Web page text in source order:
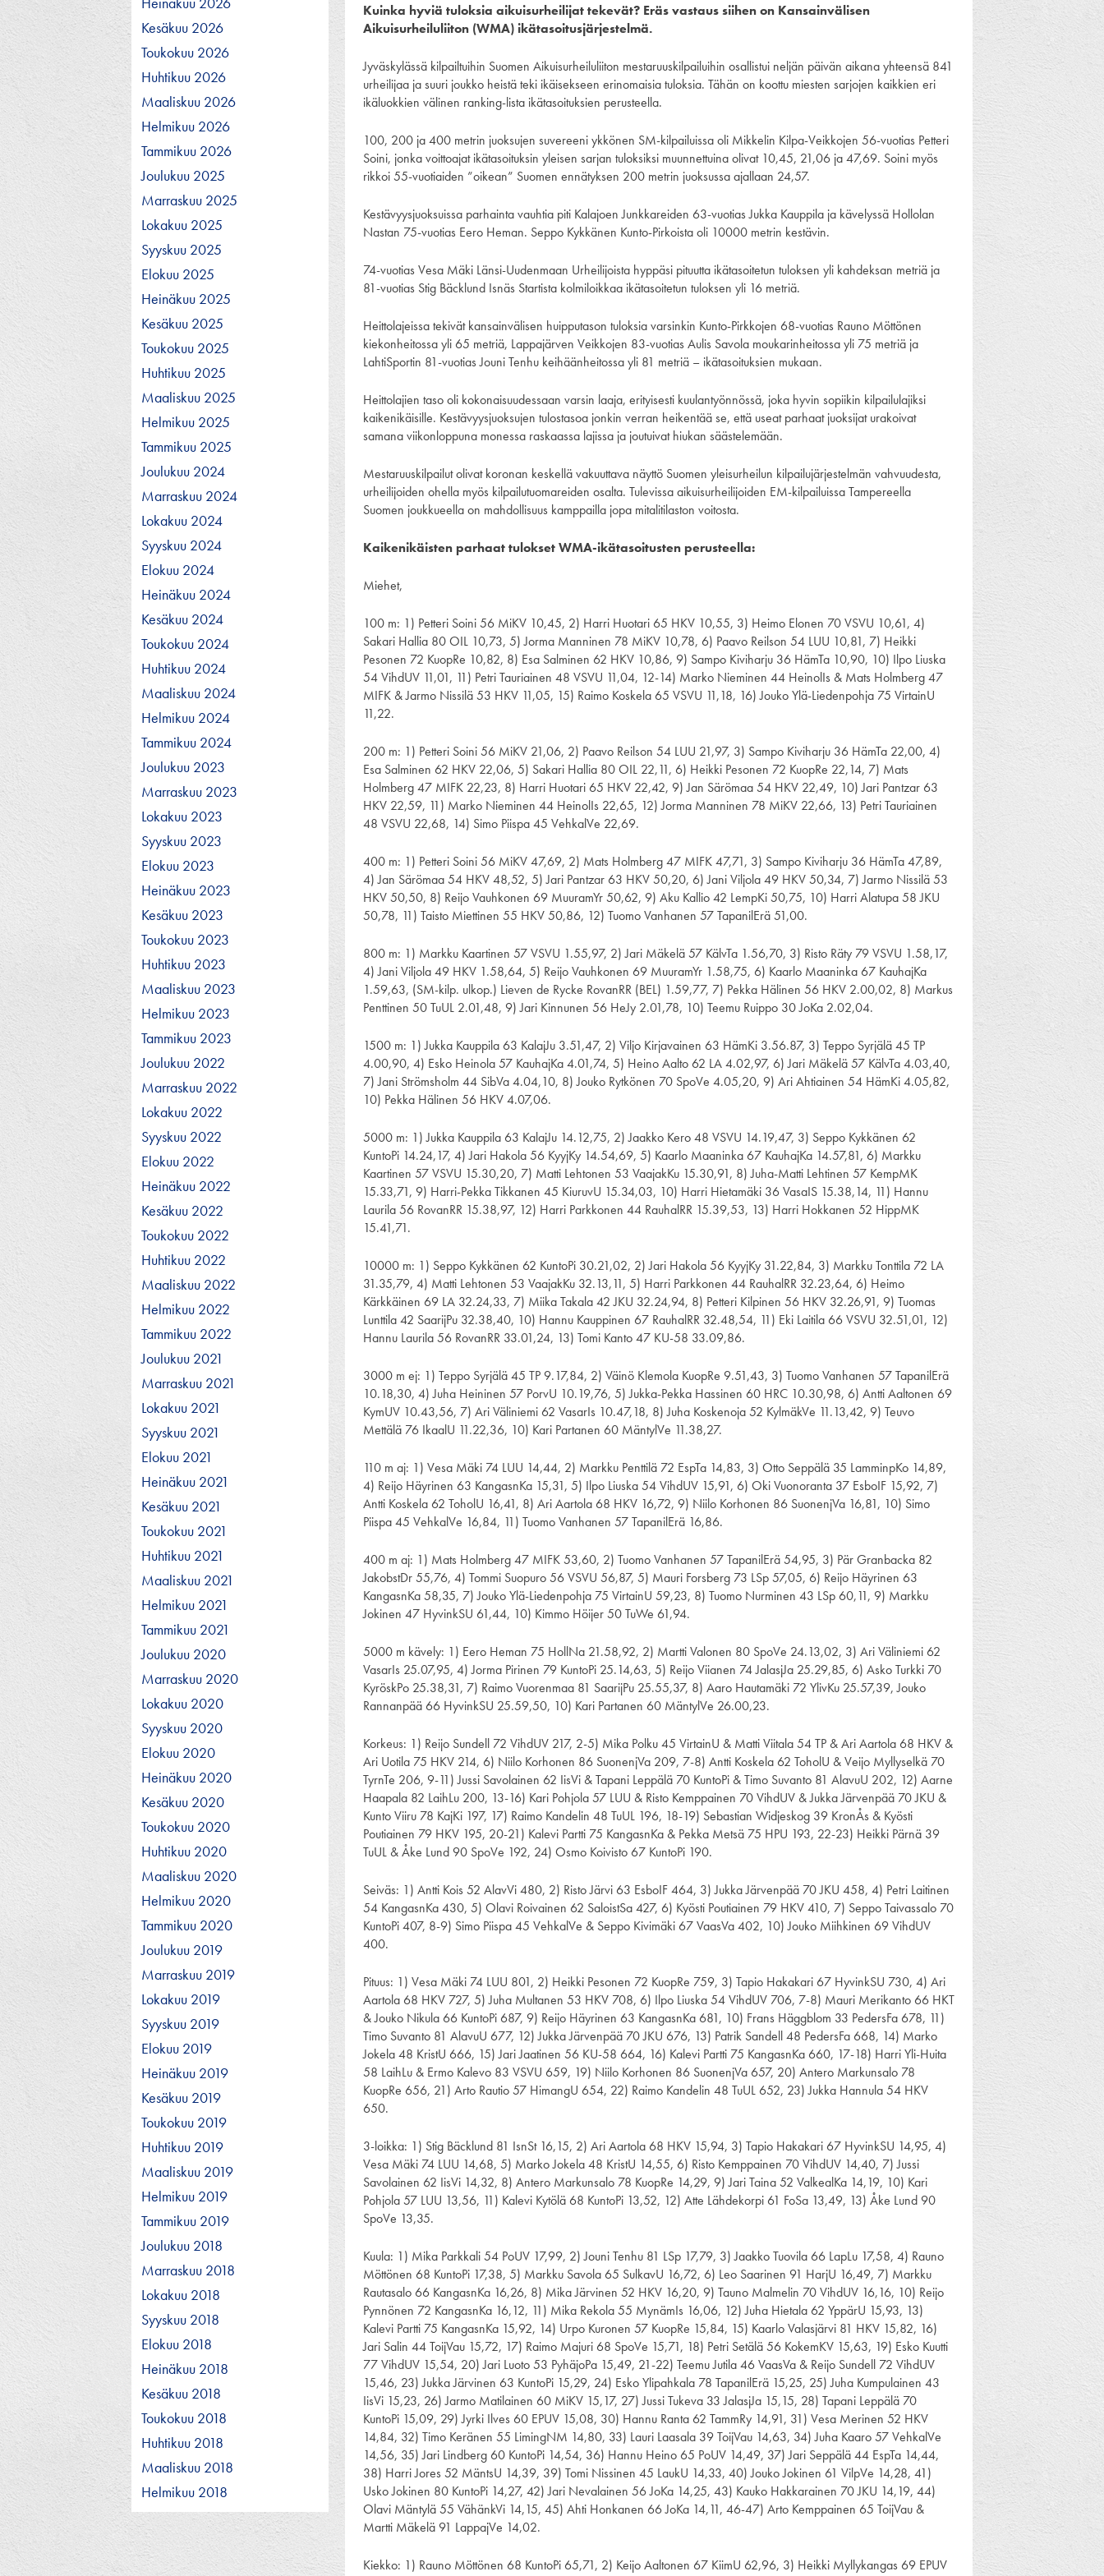
Kesäkuu 2026
Toukokuu 2026
Huhtikuu 2026
Maaliskuu 2026
Helmikuu 2026
Tammikuu 2026
Joulukuu 2025
Marraskuu 2025
Lokakuu 2025
Syyskuu 2025
Elokuu 2025
Heinäkuu 2025
Kesäkuu 2025
Toukokuu 2025
Huhtikuu 2025
Maaliskuu 2025
Helmikuu 2025
Tammikuu 2025
Joulukuu 2024
Marraskuu 2024
Lokakuu 2024
Syyskuu 2024
Elokuu 2024
Heinäkuu 2024
Kesäkuu 2024
Toukokuu 2024
Huhtikuu 2024
Maaliskuu 2024
Helmikuu 2024
Tammikuu 2024
Joulukuu 2023
Marraskuu 2023
Lokakuu 2023
Syyskuu 2023
Elokuu 2023
Heinäkuu 2023
Kesäkuu 2023
Toukokuu 2023
Huhtikuu 2023
Maaliskuu 2023
Helmikuu 2023
Tammikuu 2023
Joulukuu 2022
Marraskuu 2022
Lokakuu 2022
Syyskuu 2022
Elokuu 2022
Heinäkuu 2022
Kesäkuu 2022
Toukokuu 2022
Huhtikuu 2022
Maaliskuu 2022
Helmikuu 2022
Tammikuu 2022
Joulukuu 2021
Marraskuu 2021
Lokakuu 2021
Syyskuu 2021
Elokuu 2021
Heinäkuu 2021
Kesäkuu 2021
Toukokuu 2021
Huhtikuu 2021
Maaliskuu 2021
Helmikuu 2021
Tammikuu 2021
Joulukuu 2020
Marraskuu 2020
Lokakuu 2020
Syyskuu 2020
Elokuu 2020
Heinäkuu 2020
Kesäkuu 2020
Toukokuu 2020
Huhtikuu 2020
Maaliskuu 2020
Helmikuu 2020
Tammikuu 2020
Joulukuu 2019
Marraskuu 2019
Lokakuu 2019
Syyskuu 2019
Elokuu 2019
Heinäkuu 2019
Kesäkuu 2019
Toukokuu 2019
Huhtikuu 2019
Maaliskuu 2019
Helmikuu 2019
Tammikuu 2019
Joulukuu 2018
Marraskuu 2018
Lokakuu 2018
Syyskuu 2018
Elokuu 2018
Heinäkuu 2018
Kesäkuu 2018
Toukokuu 2018
Huhtikuu 2018
Maaliskuu 2018
Helmikuu 2018
Kuinka hyviä tuloksia aikuisurheilijat tekevät? Eräs vastaus siihen on Kansainvälisen
Aikuisurheiluliiton (WMA) ikätasoitusjärjestelmä.
Jyväskylässä kilpailtuihin Suomen Aikuisurheiluliiton mestaruuskilpailuihin osallistui neljän päivän aikana yhteensä 841
urheilijaa ja suuri joukko heistä teki ikäisekseen erinomaisia tuloksia. Tähän on koottu miesten sarjojen kaikkien eri
ikäluokkien välinen ranking-lista ikätasoituksien perusteella.
100, 200 ja 400 metrin juoksujen suvereeni ykkönen SM-kilpailuissa oli Mikkelin Kilpa-Veikkojen 56-vuotias Petteri
Soini, jonka voittoajat ikätasoituksin yleisen sarjan tuloksiksi muunnettuina olivat 10,45, 21,06 ja 47,69. Soini myös
rikkoi 55-vuotiaiden ”oikean” Suomen ennätyksen 200 metrin juoksussa ajallaan 24,57.
Kestävyysjuoksuissa parhainta vauhtia piti Kalajoen Junkkareiden 63-vuotias Jukka Kauppila ja kävelyssä Hollolan
Nastan 75-vuotias Eero Heman. Seppo Kykkänen Kunto-Pirkoista oli 10000 metrin kestävin.
74-vuotias Vesa Mäki Länsi-Uudenmaan Urheilijoista hyppäsi pituutta ikätasoitetun tuloksen yli kahdeksan metriä ja
81-vuotias Stig Bäcklund Isnäs Startista kolmiloikkaa ikätasoitetun tuloksen yli 16 metriä.
Heittolajeissa tekivät kansainvälisen huipputason tuloksia varsinkin Kunto-Pirkkojen 68-vuotias Rauno Möttönen
kiekonheitossa yli 65 metriä, Lappajärven Veikkojen 83-vuotias Aulis Savola moukarinheitossa yli 75 metriä ja
LahtiSportin 81-vuotias Jouni Tenhu keihäänheitossa yli 81 metriä – ikätasoituksien mukaan.
Heittolajien taso oli kokonaisuudessaan varsin laaja, erityisesti kuulantyönnössä, joka hyvin sopiikin kilpailulajiksi
kaikenikäisille. Kestävyysjuoksujen tulostasoa jonkin verran heikentää se, että useat parhaat juoksijat urakoivat
samana viikonloppuna monessa raskaassa lajissa ja joutuivat hiukan säästelemään.
Mestaruuskilpailut olivat koronan keskellä vakuuttava näyttö Suomen yleisurheilun kilpailujärjestelmän vahvuudesta,
urheilijoiden ohella myös kilpailutuomareiden osalta. Tulevissa aikuisurheilijoiden EM-kilpailuissa Tampereella
Suomen joukkueella on mahdollisuus kamppailla jopa mitalitilaston voitosta.
Kaikenikäisten parhaat tulokset WMA-ikätasoitusten perusteella:
Miehet,
100 m: 1) Petteri Soini 56 MiKV 10,45, 2) Harri Huotari 65 HKV 10,55, 3) Heimo Elonen 70 VSVU 10,61, 4)
Sakari Hallia 80 OIL 10,73, 5) Jorma Manninen 78 MiKV 10,78, 6) Paavo Reilson 54 LUU 10,81, 7) Heikki
Pesonen 72 KuopRe 10,82, 8) Esa Salminen 62 HKV 10,86, 9) Sampo Kiviharju 36 HämTa 10,90, 10) Ilpo Liuska
54 VihdUV 11,01, 11) Petri Tauriainen 48 VSVU 11,04, 12-14) Marko Nieminen 44 HeinolIs & Mats Holmberg 47
MIFK & Jarmo Nissilä 53 HKV 11,05, 15) Raimo Koskela 65 VSVU 11,18, 16) Jouko Ylä-Liedenpohja 75 VirtainU
11,22.
200 m: 1) Petteri Soini 56 MiKV 21,06, 2) Paavo Reilson 54 LUU 21,97, 3) Sampo Kiviharju 36 HämTa 22,00, 4)
Esa Salminen 62 HKV 22,06, 5) Sakari Hallia 80 OIL 22,11, 6) Heikki Pesonen 72 KuopRe 22,14, 7) Mats
Holmberg 47 MIFK 22,23, 8) Harri Huotari 65 HKV 22,42, 9) Jan Särömaa 54 HKV 22,49, 10) Jari Pantzar 63
HKV 22,59, 11) Marko Nieminen 44 HeinolIs 22,65, 12) Jorma Manninen 78 MiKV 22,66, 13) Petri Tauriainen
48 VSVU 22,68, 14) Simo Piispa 45 VehkalVe 22,69.
400 m: 1) Petteri Soini 56 MiKV 47,69, 2) Mats Holmberg 47 MIFK 47,71, 3) Sampo Kiviharju 36 HämTa 47,89,
4) Jan Särömaa 54 HKV 48,52, 5) Jari Pantzar 63 HKV 50,20, 6) Jani Viljola 49 HKV 50,34, 7) Jarmo Nissilä 53
HKV 50,50, 8) Reijo Vauhkonen 69 MuuramYr 50,62, 9) Aku Kallio 42 LempKi 50,75, 10) Harri Alatupa 58 JKU
50,78, 11) Taisto Miettinen 55 HKV 50,86, 12) Tuomo Vanhanen 57 TapanilErä 51,00.
800 m: 1) Markku Kaartinen 57 VSVU 1.55,97, 2) Jari Mäkelä 57 KälvTa 1.56,70, 3) Risto Räty 79 VSVU 1.58,17,
4) Jani Viljola 49 HKV 1.58,64, 5) Reijo Vauhkonen 69 MuuramYr 1.58,75, 6) Kaarlo Maaninka 67 KauhajKa
1.59,63, (SM-kilp. ulkop.) Lieven de Rycke RovanRR (BEL) 1.59,77, 7) Pekka Hälinen 56 HKV 2.00,02, 8) Markus
Penttinen 50 TuUL 2.01,48, 9) Jari Kinnunen 56 HeJy 2.01,78, 10) Teemu Ruippo 30 JoKa 2.02,04.
1500 m: 1) Jukka Kauppila 63 KalajJu 3.51,47, 2) Viljo Kirjavainen 63 HämKi 3.56.87, 3) Teppo Syrjälä 45 TP
4.00,90, 4) Esko Heinola 57 KauhajKa 4.01,74, 5) Heino Aalto 62 LA 4.02,97, 6) Jari Mäkelä 57 KälvTa 4.03,40,
7) Jani Strömsholm 44 SibVa 4.04,10, 8) Jouko Rytkönen 70 SpoVe 4.05,20, 9) Ari Ahtiainen 54 HämKi 4.05,82,
10) Pekka Hälinen 56 HKV 4.07,06.
5000 m: 1) Jukka Kauppila 63 KalajJu 14.12,75, 2) Jaakko Kero 48 VSVU 14.19,47, 3) Seppo Kykkänen 62
KuntoPi 14.24,17, 4) Jari Hakola 56 KyyjKy 14.54,69, 5) Kaarlo Maaninka 67 KauhajKa 14.57,81, 6) Markku
Kaartinen 57 VSVU 15.30,20, 7) Matti Lehtonen 53 VaajakKu 15.30,91, 8) Juha-Matti Lehtinen 57 KempMK
15.33,71, 9) Harri-Pekka Tikkanen 45 KiuruvU 15.34,03, 10) Harri Hietamäki 36 VasaIS 15.38,14, 11) Hannu
Laurila 56 RovanRR 15.38,97, 12) Harri Parkkonen 44 RauhalRR 15.39,53, 13) Harri Hokkanen 52 HippMK
15.41,71.
10000 m: 1) Seppo Kykkänen 62 KuntoPi 30.21,02, 2) Jari Hakola 56 KyyjKy 31.22,84, 3) Markku Tonttila 72 LA
31.35,79, 4) Matti Lehtonen 53 VaajakKu 32.13,11, 5) Harri Parkkonen 44 RauhalRR 32.23,64, 6) Heimo
Kärkkäinen 69 LA 32.24,33, 7) Miika Takala 42 JKU 32.24,94, 8) Petteri Kilpinen 56 HKV 32.26,91, 9) Tuomas
Lunttila 42 SaarijPu 32.38,40, 10) Hannu Kauppinen 67 RauhalRR 32.48,54, 11) Eki Laitila 66 VSVU 32.51,01, 12)
Hannu Laurila 56 RovanRR 33.01,24, 13) Tomi Kanto 47 KU-58 33.09,86.
3000 m ej: 1) Teppo Syrjälä 45 TP 9.17,84, 2) Väinö Klemola KuopRe 9.51,43, 3) Tuomo Vanhanen 57 TapanilErä
10.18,30, 4) Juha Heininen 57 PorvU 10.19,76, 5) Jukka-Pekka Hassinen 60 HRC 10.30,98, 6) Antti Aaltonen 69
KymUV 10.43,56, 7) Ari Väliniemi 62 VasarIs 10.47,18, 8) Juha Koskenoja 52 KylmäkVe 11.13,42, 9) Teuvo
Mettälä 76 IkaalU 11.22,36, 10) Kari Partanen 60 MäntylVe 11.38,27.
110 m aj: 1) Vesa Mäki 74 LUU 14,44, 2) Markku Penttilä 72 EspTa 14,83, 3) Otto Seppälä 35 LamminpKo 14,89,
4) Reijo Häyrinen 63 KangasnKa 15,31, 5) Ilpo Liuska 54 VihdUV 15,91, 6) Oki Vuonoranta 37 EsboIF 15,92, 7)
Antti Koskela 62 ToholU 16,41, 8) Ari Aartola 68 HKV 16,72, 9) Niilo Korhonen 86 SuonenjVa 16,81, 10) Simo
Piispa 45 VehkalVe 16,84, 11) Tuomo Vanhanen 57 TapanilErä 16,86.
400 m aj: 1) Mats Holmberg 47 MIFK 53,60, 2) Tuomo Vanhanen 57 TapanilErä 54,95, 3) Pär Granbacka 82
JakobstDr 55,76, 4) Tommi Suopuro 56 VSVU 56,87, 5) Mauri Forsberg 73 LSp 57,05, 6) Reijo Häyrinen 63
KangasnKa 58,35, 7) Jouko Ylä-Liedenpohja 75 VirtainU 59,23, 8) Tuomo Nurminen 43 LSp 60,11, 9) Markku
Jokinen 47 HyvinkSU 61,44, 10) Kimmo Höijer 50 TuWe 61,94.
5000 m kävely: 1) Eero Heman 75 HollNa 21.58,92, 2) Martti Valonen 80 SpoVe 24.13,02, 3) Ari Väliniemi 62
VasarIs 25.07,95, 4) Jorma Pirinen 79 KuntoPi 25.14,63, 5) Reijo Viianen 74 JalasjJa 25.29,85, 6) Asko Turkki 70
KyröskPo 25.38,31, 7) Raimo Vuorenmaa 81 SaarijPu 25.55,37, 8) Aaro Hautamäki 72 YlivKu 25.57,39, Jouko
Rannanpää 66 HyvinkSU 25.59,50, 10) Kari Partanen 60 MäntylVe 26.00,23.
Korkeus: 1) Reijo Sundell 72 VihdUV 217, 2-5) Mika Polku 45 VirtainU & Matti Viitala 54 TP & Ari Aartola 68 HKV &
Ari Uotila 75 HKV 214, 6) Niilo Korhonen 86 SuonenjVa 209, 7-8) Antti Koskela 62 ToholU & Veijo Myllyselkä 70
TyrnTe 206, 9-11) Jussi Savolainen 62 IisVi & Tapani Leppälä 70 KuntoPi & Timo Suvanto 81 AlavuU 202, 12) Aarne
Haapala 82 LaihLu 200, 13-16) Kari Pohjola 57 LUU & Risto Kemppainen 70 VihdUV & Jukka Järvenpää 70 JKU &
Kunto Viiru 78 KajKi 197, 17) Raimo Kandelin 48 TuUL 196, 18-19) Sebastian Widjeskog 39 KronÅs & Kyösti
Poutiainen 79 HKV 195, 20-21) Kalevi Partti 75 KangasnKa & Pekka Metsä 75 HPU 193, 22-23) Heikki Pärnä 39
TuUL & Åke Lund 90 SpoVe 192, 24) Osmo Koivisto 67 KuntoPi 190.
Seiväs: 1) Antti Kois 52 AlavVi 480, 2) Risto Järvi 63 EsboIF 464, 3) Jukka Järvenpää 70 JKU 458, 4) Petri Laitinen
54 KangasnKa 430, 5) Olavi Roivainen 62 SaloistSa 427, 6) Kyösti Poutiainen 79 HKV 410, 7) Seppo Taivassalo 70
KuntoPi 407, 8-9) Simo Piispa 45 VehkalVe & Seppo Kivimäki 67 VaasVa 402, 10) Jouko Miihkinen 69 VihdUV
400.
Pituus: 1) Vesa Mäki 74 LUU 801, 2) Heikki Pesonen 72 KuopRe 759, 3) Tapio Hakakari 67 HyvinkSU 730, 4) Ari
Aartola 68 HKV 727, 5) Juha Multanen 53 HKV 708, 6) Ilpo Liuska 54 VihdUV 706, 7-8) Mauri Merikanto 66 HKT
& Jouko Nikula 66 KuntoPi 687, 9) Reijo Häyrinen 63 KangasnKa 681, 10) Frans Häggblom 33 PedersFa 678, 11)
Timo Suvanto 81 AlavuU 677, 12) Jukka Järvenpää 70 JKU 676, 13) Patrik Sandell 48 PedersFa 668, 14) Marko
Jokela 48 KristU 666, 15) Jari Jaatinen 56 KU-58 664, 16) Kalevi Partti 75 KangasnKa 660, 17-18) Harri Yli-Huita
58 LaihLu & Ermo Kalevo 83 VSVU 659, 19) Niilo Korhonen 86 SuonenjVa 657, 20) Antero Markunsalo 78
KuopRe 656, 21) Arto Rautio 57 HimangU 654, 22) Raimo Kandelin 48 TuUL 652, 23) Jukka Hannula 54 HKV
650.
3-loikka: 1) Stig Bäcklund 81 IsnSt 16,15, 2) Ari Aartola 68 HKV 15,94, 3) Tapio Hakakari 67 HyvinkSU 14,95, 4)
Vesa Mäki 74 LUU 14,68, 5) Marko Jokela 48 KristU 14,55, 6) Risto Kemppainen 70 VihdUV 14,40, 7) Jussi
Savolainen 62 IisVi 14,32, 8) Antero Markunsalo 78 KuopRe 14,29, 9) Jari Taina 52 ValkealKa 14,19, 10) Kari
Pohjola 57 LUU 13,56, 11) Kalevi Kytölä 68 KuntoPi 13,52, 12) Atte Lähdekorpi 61 FoSa 13,49, 13) Åke Lund 90
SpoVe 13,35.
Kuula: 1) Mika Parkkali 54 PoUV 17,99, 2) Jouni Tenhu 81 LSp 17,79, 3) Jaakko Tuovila 66 LapLu 17,58, 4) Rauno
Möttönen 68 KuntoPi 17,38, 5) Markku Savola 65 SulkavU 16,72, 6) Leo Saarinen 91 HarjU 16,49, 7) Markku
Rautasalo 66 KangasnKa 16,26, 8) Mika Järvinen 52 HKV 16,20, 9) Tauno Malmelin 70 VihdUV 16,16, 10) Reijo
Pynnönen 72 KangasnKa 16,12, 11) Mika Rekola 55 MynämIs 16,06, 12) Juha Hietala 62 YppärU 15,93, 13)
Kalevi Partti 75 KangasnKa 15,92, 14) Urpo Kuronen 57 KuopRe 15,84, 15) Kaarlo Valasjärvi 81 HKV 15,82, 16)
Jari Salin 44 ToijVau 15,72, 17) Raimo Majuri 68 SpoVe 15,71, 18) Petri Setälä 56 KokemKV 15,63, 19) Esko Kuutti
77 VihdUV 15,54, 20) Jari Luoto 53 PyhäjoPa 15,49, 21-22) Teemu Jutila 46 VaasVa & Reijo Sundell 72 VihdUV
15,46, 23) Jukka Järvinen 63 KuntoPi 15,29, 24) Esko Ylipahkala 78 TapanilErä 15,25, 25) Juha Kumpulainen 43
IisVi 15,23, 26) Jarmo Matilainen 60 MiKV 15,17, 27) Jussi Tukeva 33 JalasjJa 15,15, 28) Tapani Leppälä 70
KuntoPi 15,09, 29) Jyrki Ilves 60 EPUV 15,08, 30) Hannu Ranta 62 TammRy 14,91, 31) Vesa Merinen 52 HKV
14,84, 32) Timo Keränen 55 LimingNM 14,80, 33) Lauri Laasala 39 ToijVau 14,63, 34) Juha Kaaro 57 VehkalVe
14,56, 35) Jari Lindberg 60 KuntoPi 14,54, 36) Hannu Heino 65 PoUV 14,49, 37) Jari Seppälä 44 EspTa 14,44,
38) Harri Jores 52 MäntsU 14,39, 39) Tomi Nissinen 45 LaukU 14,33, 40) Jouko Jokinen 61 VilpVe 14,28, 41)
Usko Jokinen 80 KuntoPi 14,27, 42) Jari Nevalainen 56 JoKa 14,25, 43) Kauko Hakkarainen 70 JKU 14,19, 44)
Olavi Mäntylä 55 VähänkVi 14,15, 45) Ahti Honkanen 66 JoKa 14,11, 46-47) Arto Kemppainen 65 ToijVau &
Martti Mäkelä 91 LappajVe 14,02.
Kiekko: 1) Rauno Möttönen 68 KuntoPi 65,71, 2) Keijo Aaltonen 67 KiimU 62,96, 3) Heikki Myllykangas 69 EPUV